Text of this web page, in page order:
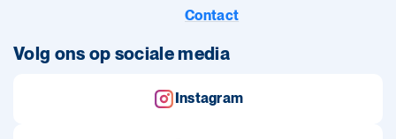
Contact
Volg ons op sociale media
Instagram